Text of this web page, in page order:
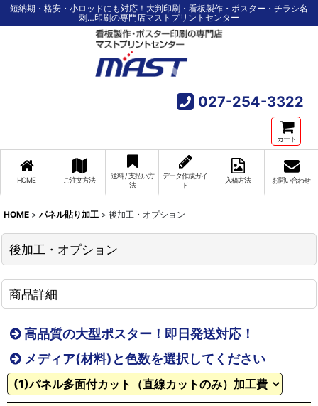
短納期・格安・小ロッドにも対応！大判印刷・看板製作・ポスター・チラシ名
刺…印刷の専門店マストプリントセンター
027-254-3322
カート
HOME ご注文方法
送料 / 支払い方
法
データ作成ガイ
ド
入稿方法 お問い合わせ
HOME > パネル貼り加工 > 後加工・オプション
後加工・オプション
商品詳細
高品質の大型ポスター！即日発送対応！
メディア(材料)と色数を選択してください